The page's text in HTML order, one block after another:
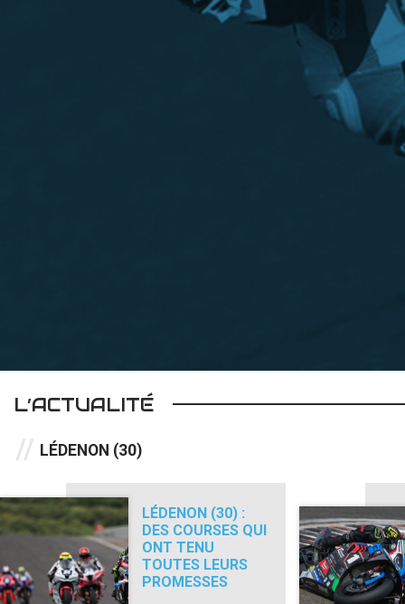
L’ACTUALITÉ
LÉDENON (30)
LÉDENON (30) :
DES COURSES QUI
ONT TENU
TOUTES LEURS
PROMESSES